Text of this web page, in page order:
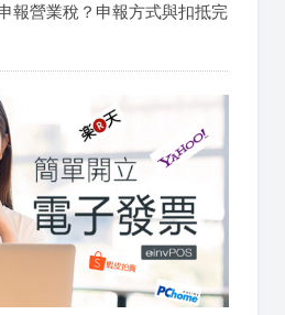
報營業稅？申報方式與扣抵完